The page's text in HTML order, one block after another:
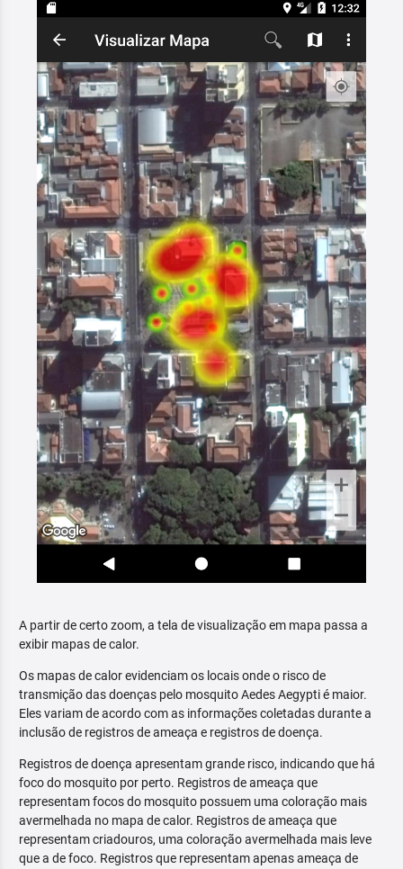
A partir de certo zoom, a tela de visualização em mapa passa a
exibir mapas de calor.
Os mapas de calor evidenciam os locais onde o risco de
transmição das doenças pelo mosquito Aedes Aegypti é maior.
Eles variam de acordo com as informações coletadas durante a
inclusão de registros de ameaça e registros de doença.
Registros de doença apresentam grande risco, indicando que há
foco do mosquito por perto. Registros de ameaça que
representam focos do mosquito possuem uma coloração mais
avermelhada no mapa de calor. Registros de ameaça que
representam criadouros, uma coloração avermelhada mais leve
que a de foco. Registros que representam apenas ameaça de